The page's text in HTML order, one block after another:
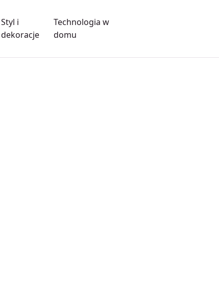
Styl i
dekoracje
Technologia w
domu